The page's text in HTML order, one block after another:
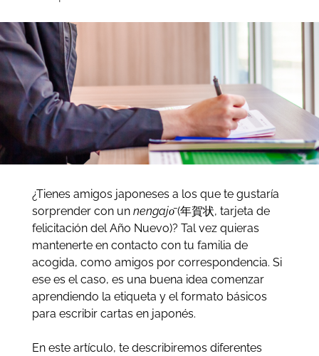
¿Tienes amigos japoneses a los que te gustaría
sorprender con un nengajо̄(年賀状, tarjeta de
felicitación del Año Nuevo)? Tal vez quieras
mantenerte en contacto con tu familia de
acogida, como amigos por correspondencia. Si
ese es el caso, es una buena idea comenzar
aprendiendo la etiqueta y el formato básicos
para escribir cartas en japonés.
En este artículo, te describiremos diferentes